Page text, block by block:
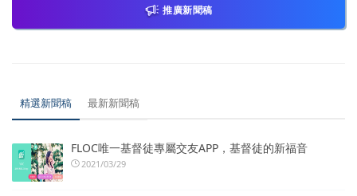
推廣新聞稿
精選新聞稿 最新新聞稿
FLOC唯一基督徒專屬交友APP，基督徒的新福音
2021/03/29